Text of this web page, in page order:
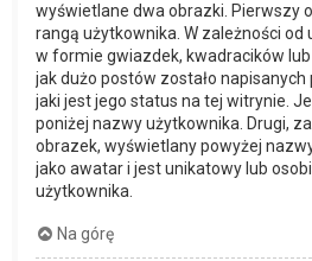
wyświetlane dwa obrazki. Pierwszy
rangą użytkownika. W zależności od
w formie gwiazdek, kwadracików
jak dużo postów zostało
jaki jest jego status na tej witrynie.
poniżej nazwy użytkownika. Drugi,
obrazek, wyświetlany powyżej
jako awatar i jest unikatowy lub
użytkownika.
Na górę